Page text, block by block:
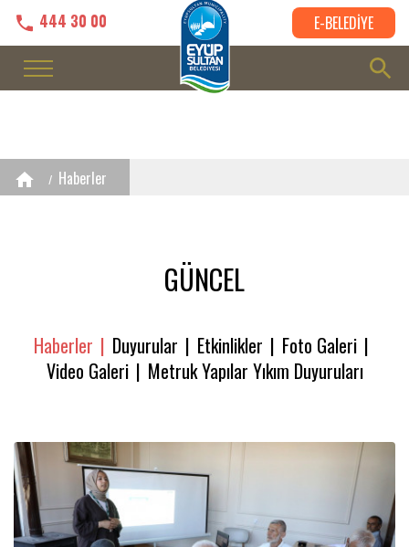
444 30 00 E-BELEDİYE
Haberler
GÜNCEL
Haberler Duyurular Etkinlikler
Foto Galeri
Video Galeri
Metruk Yapılar Yıkım Duyuruları